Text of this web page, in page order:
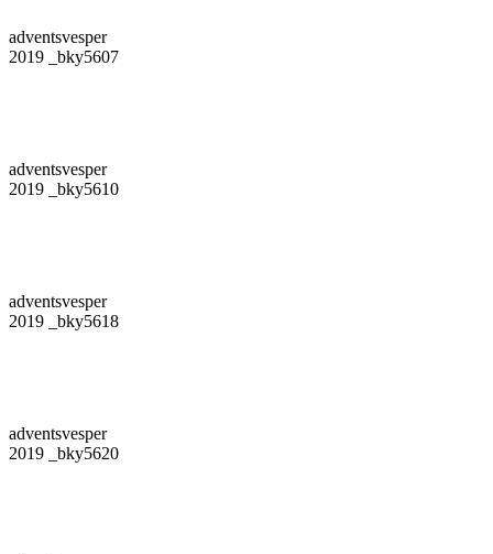
adventsvesper
2019 _bky5607
adventsvesper
2019 _bky5610
adventsvesper
2019 _bky5618
adventsvesper
2019 _bky5620